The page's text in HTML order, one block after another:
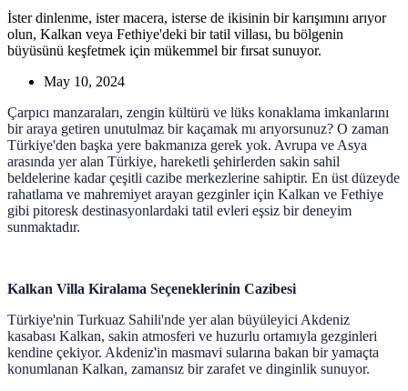
İster dinlenme, ister macera, isterse de ikisinin bir karışımını arıyor
olun, Kalkan veya Fethiye'deki bir tatil villası, bu bölgenin
büyüsünü keşfetmek için mükemmel bir fırsat sunuyor.
May 10, 2024
Çarpıcı manzaraları, zengin kültürü ve lüks konaklama imkanlarını
bir araya getiren unutulmaz bir kaçamak mı arıyorsunuz? O zaman
Türkiye'den başka yere bakmanıza gerek yok. Avrupa ve Asya
arasında yer alan Türkiye, hareketli şehirlerden sakin sahil
beldelerine kadar çeşitli cazibe merkezlerine sahiptir. En üst düzeyde
rahatlama ve mahremiyet arayan gezginler için Kalkan ve Fethiye
gibi pitoresk destinasyonlardaki tatil evleri eşsiz bir deneyim
sunmaktadır.
Kalkan Villa Kiralama Seçeneklerinin Cazibesi
Türkiye'nin Turkuaz Sahili'nde yer alan büyüleyici Akdeniz
kasabası Kalkan, sakin atmosferi ve huzurlu ortamıyla gezginleri
kendine çekiyor. Akdeniz'in masmavi sularına bakan bir yamaçta
konumlanan Kalkan, zamansız bir zarafet ve dinginlik sunuyor.